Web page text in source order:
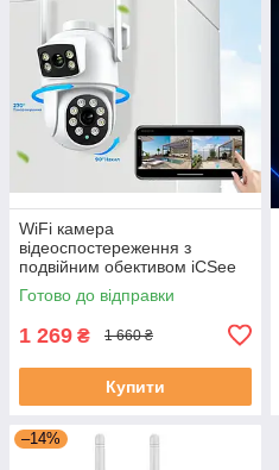
WiFi камера
відеоспостереження з
подвійним обективом iCSee
вай фай камера вулична
поворотна
Готово до відправки
1 269 ₴ 1 660 ₴
Купити
–14%